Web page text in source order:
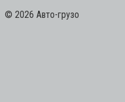
© 2026 Авто-грузо